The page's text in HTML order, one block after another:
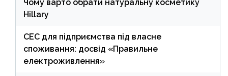
Чому варто обрати натуральну косметику
Hillary
СЕС для підприємства під власне
споживання: досвід «Правильне
електроживлення»